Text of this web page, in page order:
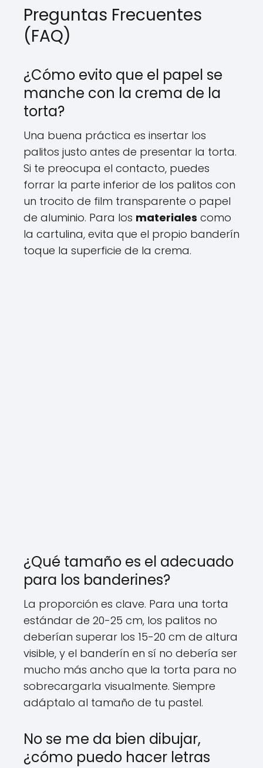
Preguntas Frecuentes
(FAQ)
¿Cómo evito que el papel se
manche con la crema de la
torta?
Una buena práctica es insertar los
palitos justo antes de presentar la torta.
Si te preocupa el contacto, puedes
forrar la parte inferior de los palitos con
un trocito de film transparente o papel
de aluminio. Para los materiales como
la cartulina, evita que el propio banderín
toque la superficie de la crema.
¿Qué tamaño es el adecuado
para los banderines?
La proporción es clave. Para una torta
estándar de 20-25 cm, los palitos no
deberían superar los 15-20 cm de altura
visible, y el banderín en sí no debería ser
mucho más ancho que la torta para no
sobrecargarla visualmente. Siempre
adáptalo al tamaño de tu pastel.
No se me da bien dibujar,
¿cómo puedo hacer letras